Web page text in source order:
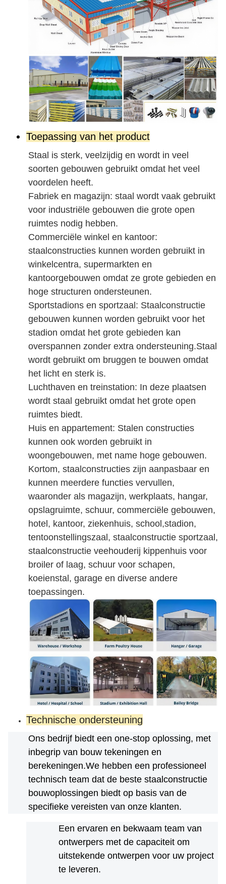
Toepassing van het product
Staal is sterk, veelzijdig en wordt in veel
soorten gebouwen gebruikt omdat het veel
voordelen heeft.
Fabriek en magazijn: staal wordt vaak gebruikt
voor industriële gebouwen die grote open
ruimtes nodig hebben.
Commerciële winkel en kantoor:
staalconstructies kunnen worden gebruikt in
winkelcentra, supermarkten en
kantoorgebouwen omdat ze grote gebieden en
hoge structuren ondersteunen.
Sportstadions en sportzaal: Staalconstructie
gebouwen kunnen worden gebruikt voor het
stadion omdat het grote gebieden kan
overspannen zonder extra ondersteuning.Staal
wordt gebruikt om bruggen te bouwen omdat
het licht en sterk is.
Luchthaven en treinstation: In deze plaatsen
wordt staal gebruikt omdat het grote open
ruimtes biedt.
Huis en appartement: Stalen constructies
kunnen ook worden gebruikt in
woongebouwen, met name hoge gebouwen.
Kortom, staalconstructies zijn aanpasbaar en
kunnen meerdere functies vervullen,
waaronder als magazijn, werkplaats, hangar,
opslagruimte, schuur, commerciële gebouwen,
hotel, kantoor, ziekenhuis, school,stadion,
tentoonstellingszaal, staalconstructie sportzaal,
staalconstructie veehouderij kippenhuis voor
broiler of laag, schuur voor schapen,
koeienstal, garage en diverse andere
toepassingen.
Technische ondersteuning
Ons bedrijf biedt een one-stop oplossing, met
inbegrip van bouw tekeningen en
berekeningen.We hebben een professioneel
technisch team dat de beste staalconstructie
bouwoplossingen biedt op basis van de
specifieke vereisten van onze klanten.
Een ervaren en bekwaam team van
ontwerpers met de capaciteit om
uitstekende ontwerpen voor uw project
te leveren.